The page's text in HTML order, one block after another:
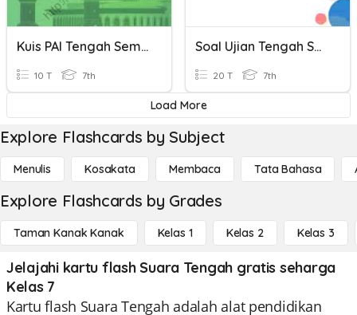
Kuis PAI Tengah Semester Ganjil
10 T 7th
Soal Ujian Tengah Semester Bahasa Indonesia
20 T 7th
Load More
Explore Flashcards by Subject
Menulis Kosakata Membaca Tata Bahasa
Explore Flashcards by Grades
Taman Kanak Kanak Kelas 1 Kelas 2 Kelas 3
Jelajahi kartu flash Suara Tengah gratis seharga
Kelas 7
Kartu flash Suara Tengah adalah alat pendidikan